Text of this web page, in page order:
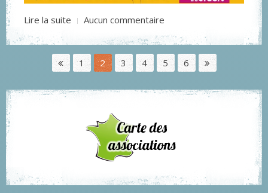
Lire la suite Aucun commentaire
1 2 3 4 5 6